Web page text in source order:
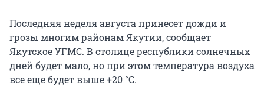
Последняя неделя августа принесет дожди и
грозы многим районам Якутии, сообщает
Якутское УГМС. В столице республики солнечных
дней будет мало, но при этом температура воздуха
все еще будет выше +20 °С.